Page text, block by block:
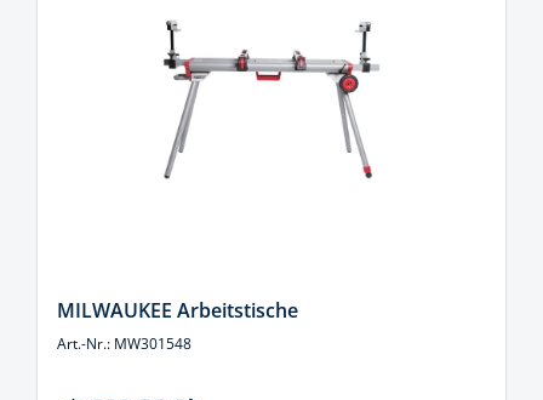
MILWAUKEE Arbeitstische
Art.-Nr.: MW301548